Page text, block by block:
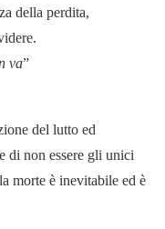
della perdita,
va”
del lutto ed
di non essere gli unici
morte è inevitabile ed è